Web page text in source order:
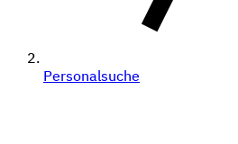
Personalsuche